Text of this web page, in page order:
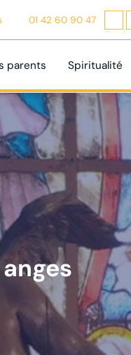
01 42 60 90 47
parents Spiritualité